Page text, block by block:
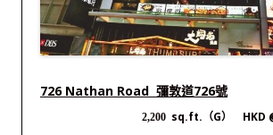
726 Nathan Road 彌敦道726號
2,200 sq.ft.（G） HKD